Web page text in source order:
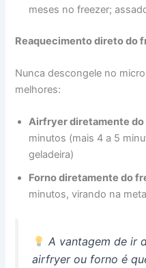
meses no freezer;
Reaquecimento direto do
Nunca descongele no
melhores:
Airfryer diretamente
minutos (mais 4 a 5
geladeira)
Forno diretamente do
minutos, virando na
A vantagem de ir
airfryer ou forno é